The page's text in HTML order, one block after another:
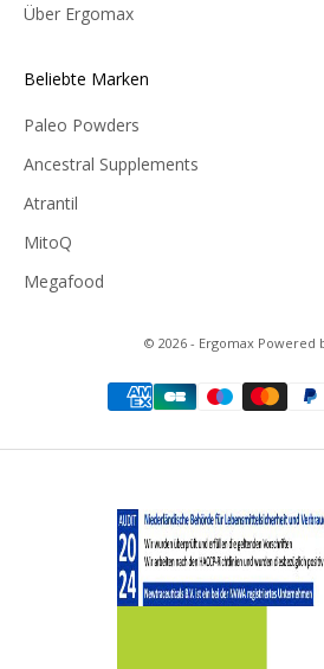
Über Ergomax
Beliebte Marken
Paleo Powders
Ancestral Supplements
Atrantil
MitoQ
Megafood
© 2026 - Ergomax Powered